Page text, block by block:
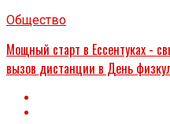
Общество
Мощный старт в Ессентуках -
вызов дистанции в День